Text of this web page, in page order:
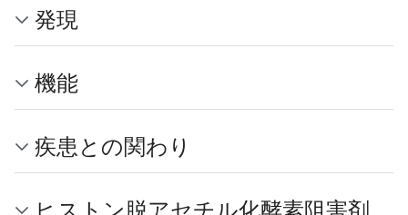
発現
機能
疾患との関わり